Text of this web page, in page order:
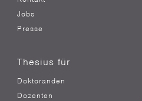
Jobs
Presse
Thesius für
Doktoranden
Dozenten